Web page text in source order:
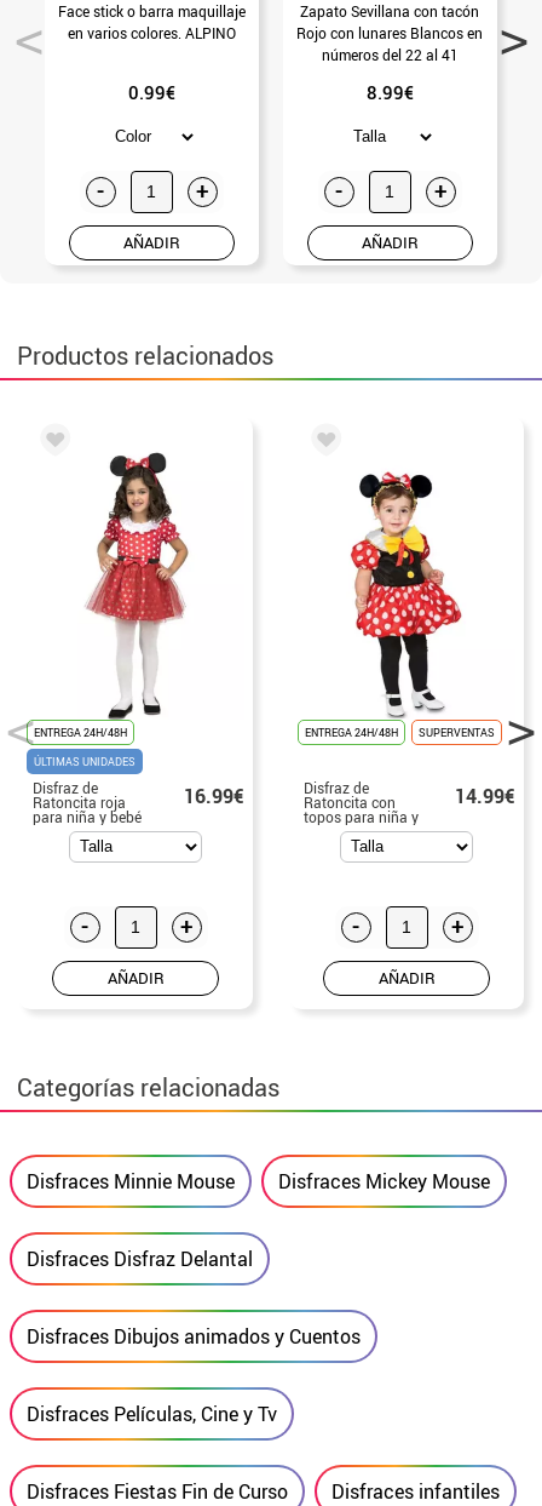
Face stick o barra maquillaje
en varios colores. ALPINO
0.99€
- +
AÑADIR
Zapato Sevillana con tacón
Rojo con lunares Blancos en
números del 22 al 41
8.99€
- +
AÑADIR
Productos relacionados
ENTREGA 24H/48H
ÚLTIMAS UNIDADES
Disfraz de
Ratoncita roja
para niña y bebé
16.99€
- +
AÑADIR
ENTREGA 24H/48H SUPERVENTAS
Disfraz de
Ratoncita con
topos para niña y
bebé
14.99€
- +
AÑADIR
Categorías relacionadas
Disfraces Minnie Mouse Disfraces Mickey Mouse
Disfraces Disfraz Delantal
Disfraces Dibujos animados y Cuentos
Disfraces Películas, Cine y Tv
Disfraces Fiestas Fin de Curso Disfraces infantiles